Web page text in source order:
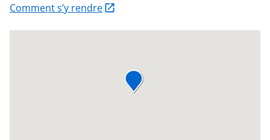
Comment s’y rendre